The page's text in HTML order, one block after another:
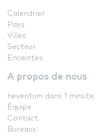
Calendrier
Pays
Villes
Secteur
Enceintes
A propos de nous
neventum dans 1 minute
Équipe
Contact
Bureaux